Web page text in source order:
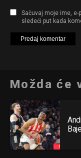
Sačuvaj moje ime, e-
sledeći put kada
Možda će